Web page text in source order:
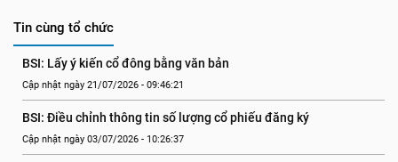
Tin cùng tổ chức
BSI: Lấy ý kiến cổ đông bằng văn bản
Cập nhật ngày 21/07/2026 - 09:46:21
BSI: Điều chỉnh thông tin số lượng cổ phiếu đăng ký
Cập nhật ngày 03/07/2026 - 10:26:37